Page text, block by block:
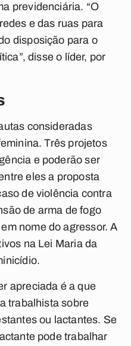
previdenciária. “O
e das ruas para
disposição para o
disse o líder, por
consideradas
Três projetos
e poderão ser
eles a proposta
de violência contra
de arma de fogo
nome do agressor. A
na Lei Maria da
apreciada é a que
trabalhista sobre
ou lactantes. Se
pode trabalhar